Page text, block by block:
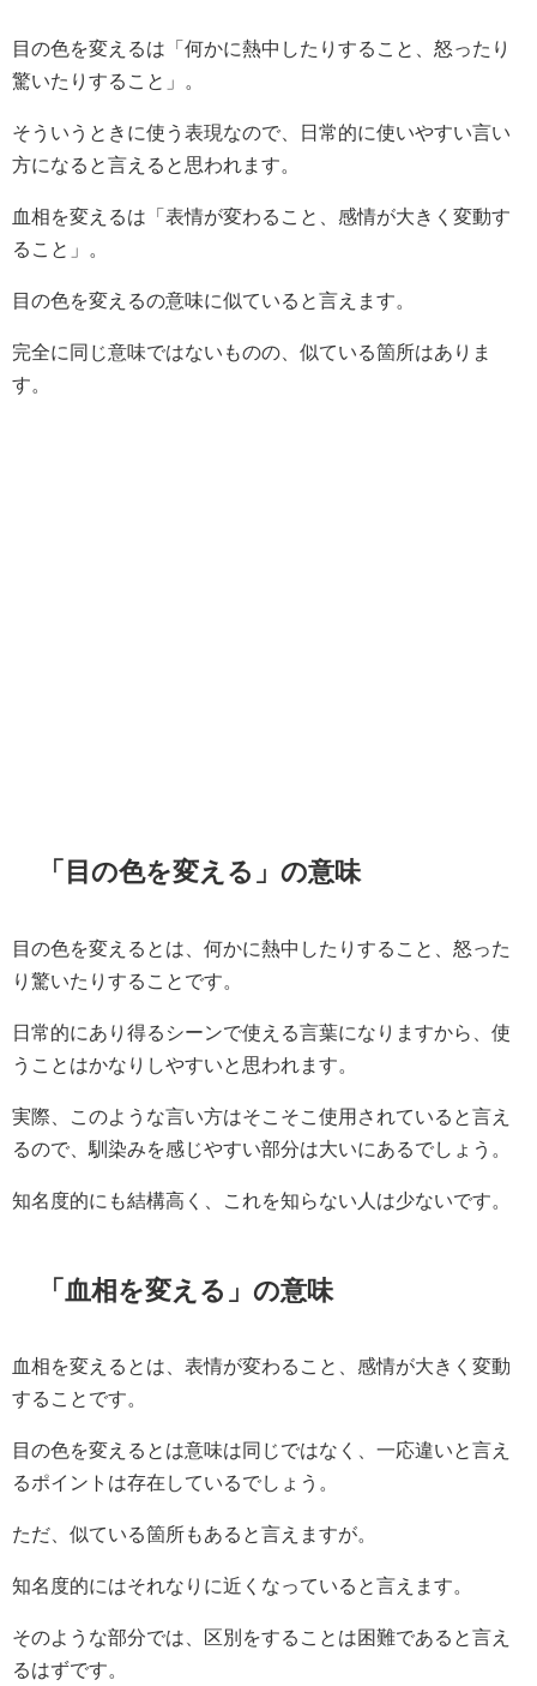
目の色を変えるは「何かに熱中したりすること、怒ったり
驚いたりすること」。
そういうときに使う表現なので、日常的に使いやすい言い
方になると言えると思われます。
血相を変えるは「表情が変わること、感情が大きく変動す
ること」。
目の色を変えるの意味に似ていると言えます。
完全に同じ意味ではないものの、似ている箇所はありま
す。
「目の色を変える」の意味
目の色を変えるとは、何かに熱中したりすること、怒った
り驚いたりすることです。
日常的にあり得るシーンで使える言葉になりますから、使
うことはかなりしやすいと思われます。
実際、このような言い方はそこそこ使用されていると言え
るので、馴染みを感じやすい部分は大いにあるでしょう。
知名度的にも結構高く、これを知らない人は少ないです。
「血相を変える」の意味
血相を変えるとは、表情が変わること、感情が大きく変動
することです。
目の色を変えるとは意味は同じではなく、一応違いと言え
るポイントは存在しているでしょう。
ただ、似ている箇所もあると言えますが。
知名度的にはそれなりに近くなっていると言えます。
そのような部分では、区別をすることは困難であると言え
るはずです。